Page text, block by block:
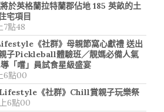
英格蘭拉特蘭郡佔地 185 英畝的土
宅項目
7點48
《社群》母親節窩心獻禮 送出
子Pickleball體驗班／靚媽必備人氣
「嚐」員試食星級盛宴
6點00
Lifestyle《社群》Chill賞親子玩樂祭
6點00